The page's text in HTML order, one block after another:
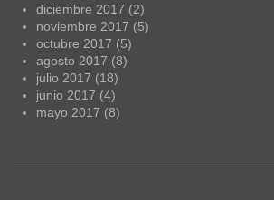
diciembre 2017 (2)
noviembre 2017 (5)
octubre 2017 (5)
agosto 2017 (8)
julio 2017 (18)
junio 2017 (4)
mayo 2017 (8)